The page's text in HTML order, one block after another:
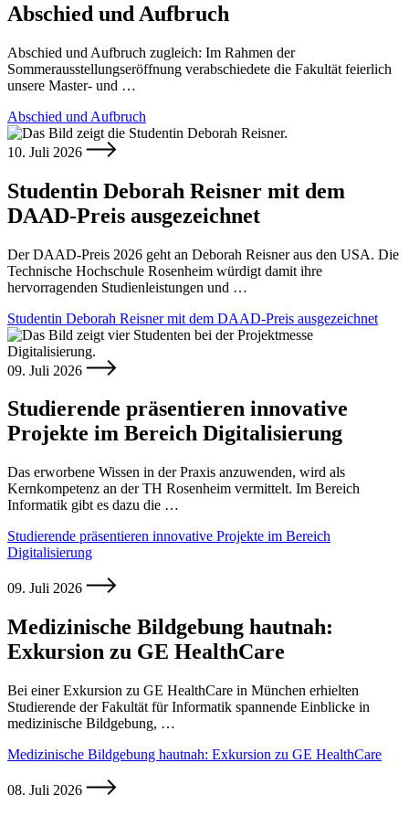
Abschied und Aufbruch
Abschied und Aufbruch zugleich: Im Rahmen der
Sommerausstellungseröffnung verabschiedete die Fakultät feierlich
unsere Master- und …
Abschied und Aufbruch
10. Juli 2026
Studentin Deborah Reisner mit dem
DAAD-Preis ausgezeichnet
Der DAAD-Preis 2026 geht an Deborah Reisner aus den USA. Die
Technische Hochschule Rosenheim würdigt damit ihre
hervorragenden Studienleistungen und …
Studentin Deborah Reisner mit dem DAAD-Preis ausgezeichnet
09. Juli 2026
Studierende präsentieren innovative
Projekte im Bereich Digitalisierung
Das erworbene Wissen in der Praxis anzuwenden, wird als
Kernkompetenz an der TH Rosenheim vermittelt. Im Bereich
Informatik gibt es dazu die …
Studierende präsentieren innovative Projekte im Bereich
Digitalisierung
09. Juli 2026
Medizinische Bildgebung hautnah:
Exkursion zu GE HealthCare
Bei einer Exkursion zu GE HealthCare in München erhielten
Studierende der Fakultät für Informatik spannende Einblicke in
medizinische Bildgebung, …
Medizinische Bildgebung hautnah: Exkursion zu GE HealthCare
08. Juli 2026